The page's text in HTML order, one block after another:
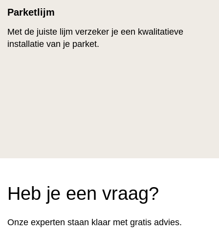
Parketlijm
Met de juiste lijm verzeker je een kwalitatieve
installatie van je parket.
Heb je een vraag?
Onze experten staan klaar met gratis advies.